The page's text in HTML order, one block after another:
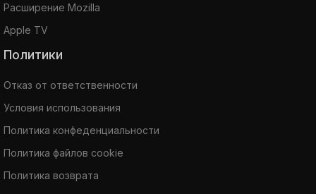
Расширение Mozilla
Apple TV
Политики
Отказ от ответственности
Условия использования
Политика конфеденциальности
Политика файлов cookie
Политика возврата